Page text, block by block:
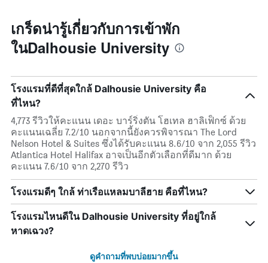
เกร็ดน่ารู้เกี่ยวกับการเข้าพัก
ในDalhousie University
โรงแรมที่ดีที่สุดใกล้ Dalhousie University คือ
ที่ไหน?
4,773 รีวิวให้คะแนน เดอะ บาร์ริ่งตัน โฮเทล ฮาลิเฟ็กซ์ ด้วย
คะแนนเฉลี่ย 7.2/10 นอกจากนี้ยังควรพิจารณา The Lord
Nelson Hotel & Suites ซึ่งได้รับคะแนน 8.6/10 จาก 2,055 รีวิว
Atlantica Hotel Halifax อาจเป็นอีกตัวเลือกที่ดีมาก ด้วย
คะแนน 7.6/10 จาก 2,270 รีวิว
โรงแรมดีๆ ใกล้ ท่าเรือแหลมบาลีฮาย คือที่ไหน?
โรงแรมไหนดีใน Dalhousie University ที่อยู่ใกล้
หาดเฉวง?
ดูคำถามที่พบบ่อยมากขึ้น